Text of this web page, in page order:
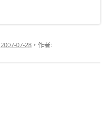
2007-07-28 ，作者: